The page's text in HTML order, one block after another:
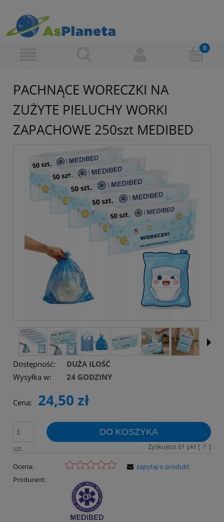
PACHNĄCE WORECZKI NA
ZUŻYTE PIELUCHY WORKI
ZAPACHOWE 250szt MEDIBED
Dostępność:
DUŻA ILOŚĆ
Wysyłka w:
24 GODZINY
Cena: 24,50 zł
szt.
DO KOSZYKA
Zyskujesz 61 pkt [ ? ]
Ocena:
Producent:
zapytaj o produkt